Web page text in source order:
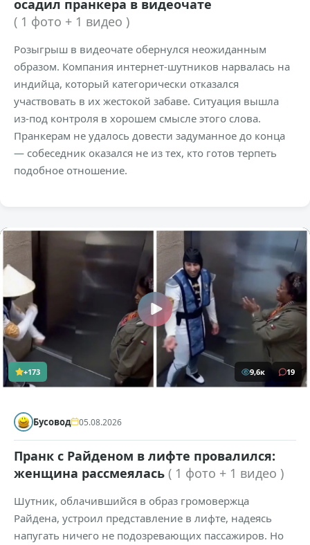
осадил пранкера в видеочате
( 1 фото + 1 видео )
Розыгрыш в видеочате обернулся неожиданным
образом. Компания интернет-шутников нарвалась на
индийца, который категорически отказался
участвовать в их жестокой забаве. Ситуация вышла
из-под контроля в хорошем смысле этого слова.
Пранкерам не удалось довести задуманное до конца
— собеседник оказался не из тех, кто готов терпеть
подобное отношение.
+173 9,6к 19
Бусовод 05.08.2026
Пранк с Райденом в лифте провалился:
женщина рассмеялась ( 1 фото + 1 видео )
Шутник, облачившийся в образ громовержца
Райдена, устроил представление в лифте, надеясь
напугать ничего не подозревающих пассажиров. Но